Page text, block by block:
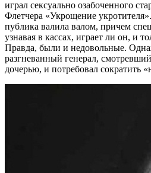
играл сексуально озабоченного
Флетчера «Укрощение
публика валила валом, причем
узнавая в кассах, играет ли он, и
Правда, были и недовольные.
разгневанный генерал,
дочерью, и потребовал сократить